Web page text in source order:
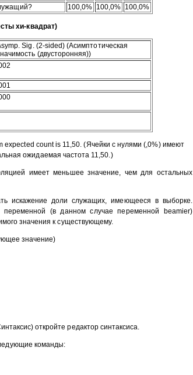
100,0% 100,0% 100,0%
хи-квадрат)
Sig. (2-sided) (Асимптотическая
(двусторонняя))
count is 11,50. (Ячейки с нулями (,0%) имеют
ожидаемая частота 11,50.)
имеет меньшее значение, чем для остальных
искажение доли служащих, имеющееся в выборке.
(в данном случае переменной beamier)
значения к существующему.
значение)
откройте редактор синтаксиса.
команды: